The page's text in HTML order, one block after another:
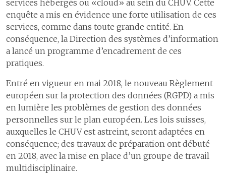
services hébergés ou «cloud» au sein du CHUV. Cette
enquête a mis en évidence une forte utilisation de ces
services, comme dans toute grande entité. En
conséquence, la Direction des systèmes d’information
a lancé un programme d’encadrement de ces
pratiques.
Entré en vigueur en mai 2018, le nouveau Règlement
européen sur la protection des données (RGPD) a mis
en lumière les problèmes de gestion des données
personnelles sur le plan européen. Les lois suisses,
auxquelles le CHUV est astreint, seront adaptées en
conséquence; des travaux de préparation ont débuté
en 2018, avec la mise en place d’un groupe de travail
multidisciplinaire.